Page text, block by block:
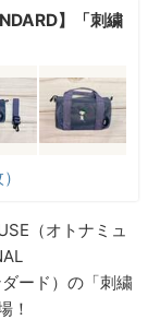
】「刺繍
（オトナミュ
ード）の「刺繍
！